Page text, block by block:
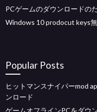
PCゲームのダウンロードの
Windows 10 prodocut keys
Popular Posts
ヒットマンスナイパーmod
ンロード
ゲームオフラインPCをダウ